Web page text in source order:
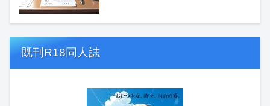
既刊R18同人誌